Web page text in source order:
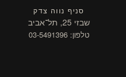
סניף נווה צדק
שבזי 25, תל־אביב
טלפון: 03-5491396